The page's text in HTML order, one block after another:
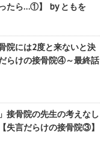
たら…①】 by ともを
院には2度と来ないと決
らけの接骨院④～最終話
接骨院の先生の考えなし
失言だらけの接骨院③】